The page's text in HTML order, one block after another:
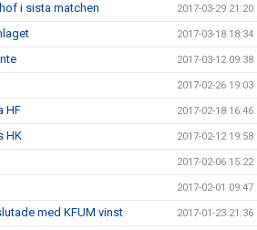
i sista matchen 2017-03-29 21:20
2017-03-18 18:34
2017-03-12 09:38
2017-02-26 19:03
HF 2017-02-18 16:46
HK 2017-02-12 19:58
2017-02-06 15:22
2017-02-01 09:47
med KFUM vinst 2017-01-23 21:36